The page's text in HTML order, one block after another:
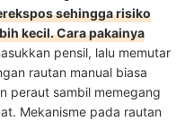
sehingga risiko
kecil. Cara pakainya
pensil, lalu memutar
rautan manual biasa
peraut sambil memegang
Mekanisme pada rautan